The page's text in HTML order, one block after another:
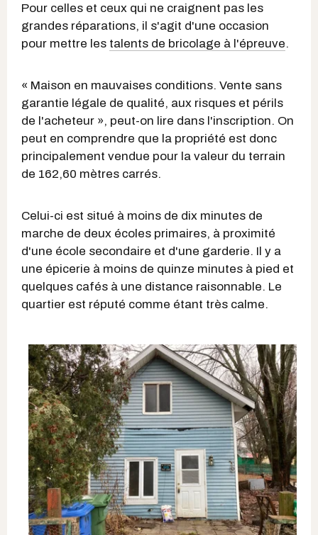
Pour celles et ceux qui ne craignent pas les
grandes réparations, il s'agit d'une occasion
pour mettre les talents de bricolage à l'épreuve.
« Maison en mauvaises conditions. Vente sans
garantie légale de qualité, aux risques et périls
de l'acheteur », peut-on lire dans l'inscription. On
peut en comprendre que la propriété est donc
principalement vendue pour la valeur du terrain
de 162,60 mètres carrés.
Celui-ci est situé à moins de dix minutes de
marche de deux écoles primaires, à proximité
d'une école secondaire et d'une garderie. Il y a
une épicerie à moins de quinze minutes à pied et
quelques cafés à une distance raisonnable. Le
quartier est réputé comme étant très calme.